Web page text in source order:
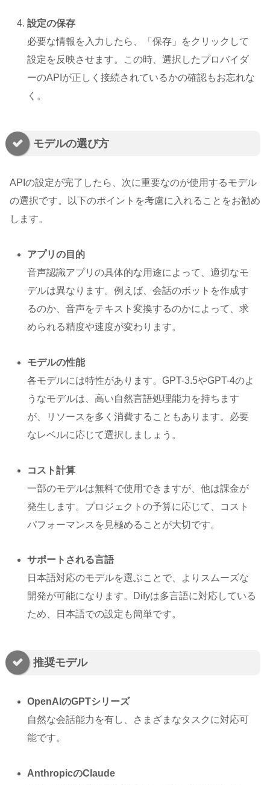
設定の保存
必要な情報を入力したら、「保存」をクリックして
設定を反映させます。この時、選択したプロバイダ
ーのAPIが正しく接続されているかの確認もお忘れな
く。
モデルの選び方
APIの設定が完了したら、次に重要なのが使用するモデル
の選択です。以下のポイントを考慮に入れることをお勧め
します。
アプリの目的
音声認識アプリの具体的な用途によって、適切なモ
デルは異なります。例えば、会話のボットを作成す
るのか、音声をテキスト変換するのかによって、求
められる精度や速度が変わります。
モデルの性能
各モデルには特性があります。GPT-3.5やGPT-4のよ
うなモデルは、高い自然言語処理能力を持ちます
が、リソースを多く消費することもあります。必要
なレベルに応じて選択しましょう。
コスト計算
一部のモデルは無料で使用できますが、他は課金が
発生します。プロジェクトの予算に応じて、コスト
パフォーマンスを見極めることが大切です。
サポートされる言語
日本語対応のモデルを選ぶことで、よりスムーズな
開発が可能になります。Difyは多言語に対応している
ため、日本語での設定も簡単です。
推奨モデル
OpenAIのGPTシリーズ
自然な会話能力を有し、さまざまなタスクに対応可
能です。
AnthropicのClaude